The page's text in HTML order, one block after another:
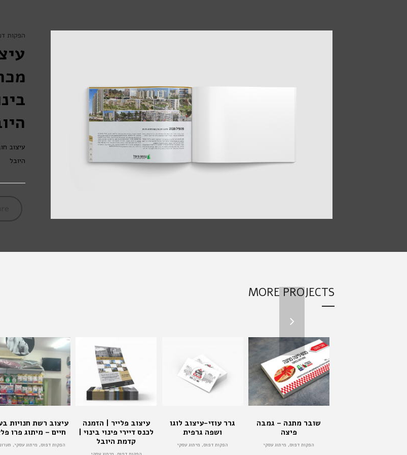
הפקות
עיצוב
היובל
MORE PROJECTS
עיצוב רשת חנויות
חיים – מיתוג פרו
הפקות דפוס, מיתוג עסקי,
עיצוב פלייר | הזמנה
לכנס דיירי פינוי בינוי |
קדמת היובל
גרר עוזי-עיצוב לוגו
ושפה גרפית
הפקות דפוס, מיתוג עסקי
שובר מתנה – גמבה
פיצה
הפקות דפוס, מיתוג עסקי